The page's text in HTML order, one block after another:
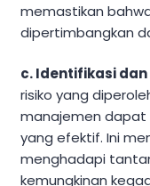
memastikan
dipertimbangkan
c. Identifikasi dan
risiko yang
manajemen dapat
yang efektif. Ini
menghadapi
kemungkinan